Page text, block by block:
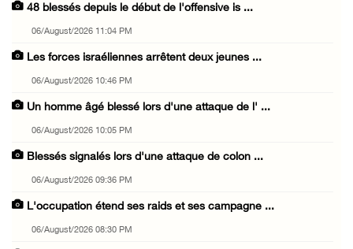
48 blessés depuis le début de l'offensive is ...
06/August/2026 11:04 PM
Les forces israéliennes arrêtent deux jeunes ...
06/August/2026 10:46 PM
Un homme âgé blessé lors d'une attaque de l' ...
06/August/2026 10:05 PM
Blessés signalés lors d'une attaque de colon ...
06/August/2026 09:36 PM
L'occupation étend ses raids et ses campagne ...
06/August/2026 08:30 PM